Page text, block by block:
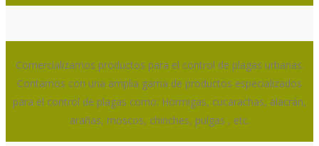
Comercializamos productos para el control de plagas urbanas.
Contamos con una amplia gama de productos especializados
para el control de plagas como: Hormigas, cucarachas, alacrán,
arañas, moscos, chinches, pulgas , etc.